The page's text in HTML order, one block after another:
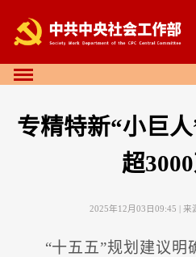
专精特新“小巨
超
2025年12月03日09:45 | 来
“十五五”规划建议明